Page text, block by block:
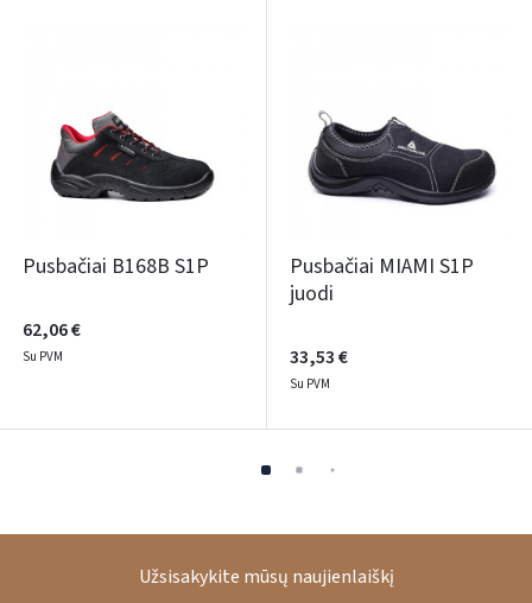
Pusbačiai B168B S1P
62,06 €
Su PVM
Pusbačiai MIAMI S1P
juodi
33,53 €
Su PVM
Užsisakykite mūsų naujienlaiškį